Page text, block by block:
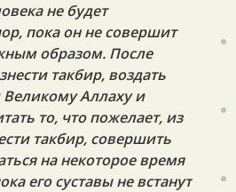
не будет
пока он не совершит
образом. После
такбир, воздать
Аллаху и
то, что пожелает, из
такбир, совершить
на некоторое время
его суставы не встанут